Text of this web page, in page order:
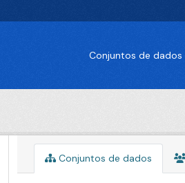
Conjuntos de dados
Conjuntos de dados